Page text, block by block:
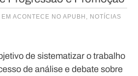
EMACONTECE NO APUBH NOTÍCIAS
de sistematizar o trabalho
de análise e debate sobre